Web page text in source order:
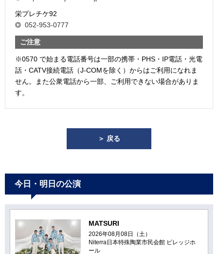
栄プレチケ92
052-953-0777
ご注意
※0570 で始まる電話番号は一部の携帯・PHS・IP電話・光電
話・CATV接続電話（J-COMを除く）からはご利用になれま
せん。また公衆電話から一部、ご利用できない場合がありま
す。
＞ 戻る
今日・明日の公演
MATSURI
2026年08月08日（土）
Niterra日本特殊陶業市民会館 ビレッジホ
ール